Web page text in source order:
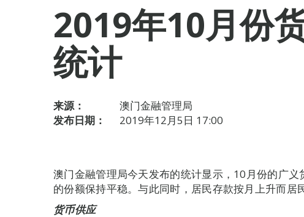
2019年10月份
统计
来源：
澳门金融管理局
发布日期：
2019年12月5日 17:00
澳门金融管理局今天发布的统计显示，10月份的广
的份额保持平稳。与此同时，居民存款按月上升而居
货币供应